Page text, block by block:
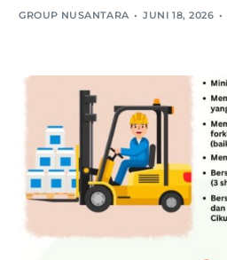
GROUP NUSANTARA JUNI 18, 2026